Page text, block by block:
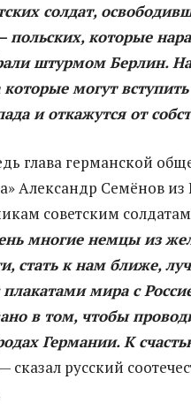
солдат,
польских, которые
штурмом Берлин.
которые могут
и откажутся от
глава германской
Александр Семёнов из
советским
многие немцы из
стать к нам ближе,
плакатами мира с
в том, чтобы
Германии. К
— сказал русский